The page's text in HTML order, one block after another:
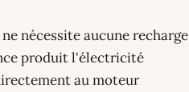
nécessite aucune recharge
produit l'électricité
au moteur